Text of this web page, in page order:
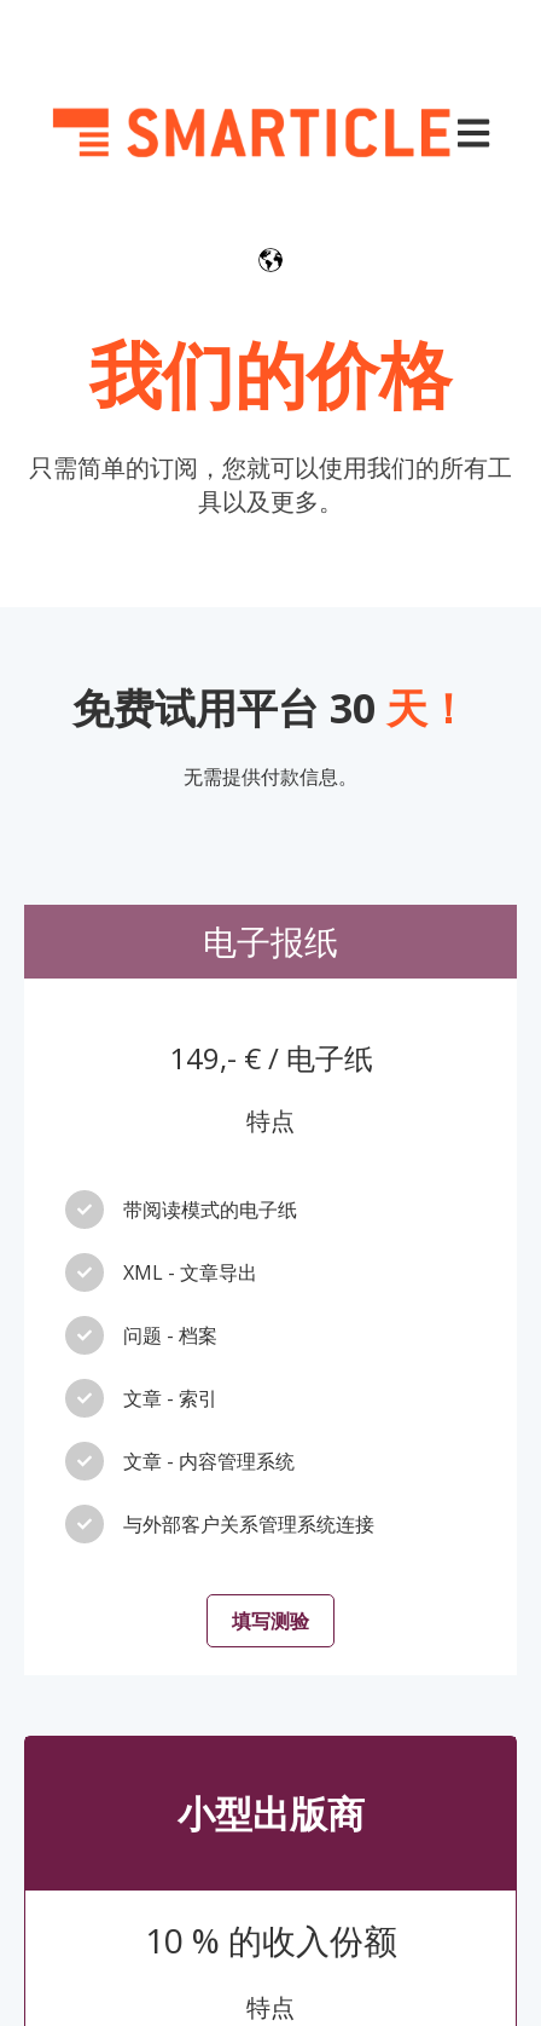
Open
我们的价格
只需简单的订阅，您就可以使用我们的所有工
具以及更多。
免费试用平台 30 天！
无需提供付款信息。
电子报纸
149,- € / 电子纸
特点
带阅读模式的电子纸
XML - 文章导出
问题 - 档案
文章 - 索引
文章 - 内容管理系统
与外部客户关系管理系统连接
填写测验
小型出版商
10 % 的收入份额
特点